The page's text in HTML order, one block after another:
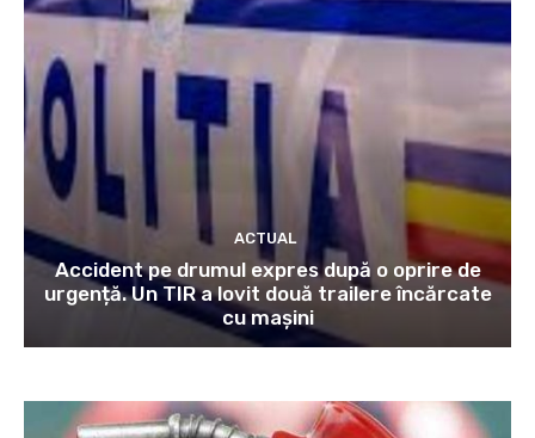
ACTUAL
Accident pe drumul expres după o oprire de
urgență. Un TIR a lovit două trailere încărcate
cu mașini